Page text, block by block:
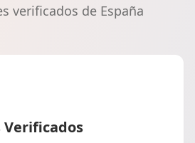
verificados de España
Verificados